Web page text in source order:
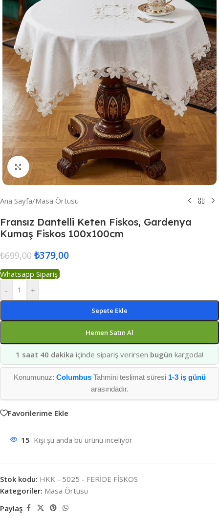
Resmi Büyüt
Ana Sayfa/Masa Örtüsü
Fransız Dantelli Keten Fiskos, Gardenya
Kumaş Fiskos 100x100cm
₺699,00 ₺379,00
Whatsapp Sipariş
-
+
Sepete Ekle
Hemen Satın Al
1 saat 40 dakika içinde sipariş verirsen bugün kargoda!
Konumunuz: ColumbusTahmini teslimat süresi 1-3 iş günü
arasındadır.
Favorilerime Ekle
15 Kişi şu anda bu ürünü inceliyor
Stok kodu: HKK - 5025 - FERİDE FİSKOS
Kategoriler: Masa Örtüsü
Paylaş